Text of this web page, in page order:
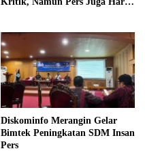
Diskominfo Merangin Gelar
Bimtek Peningkatan SDM Insan
Pers